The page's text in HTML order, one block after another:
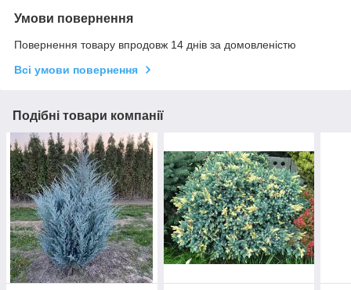
Умови повернення
Повернення товару впродовж 14 днів за домовленістю
Всі умови повернення
Подібні товари компанії